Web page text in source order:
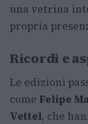
una vetrina
propria
Ricordi e
Le edizioni
come Felipe
Vettel, che